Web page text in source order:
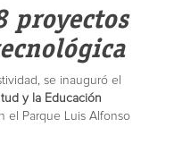
proyectos
se inauguró el
y la Educación
el Parque Luis Alfonso